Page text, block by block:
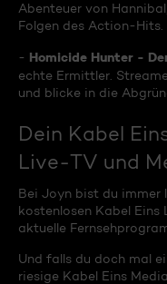
Abenteuer von
Folgen des Action-Hits.
- Homicide Hunter -
echte Ermittler.
und blicke in die
Dein Kabel
Live-TV und
Bei Joyn bist du immer
kostenlosen Kabel
aktuelle
Und falls du doch mal
riesige Kabel Eins